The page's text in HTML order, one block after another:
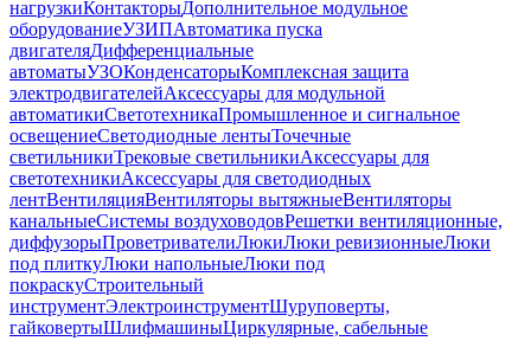
нагрузкиКонтакторыДополнительное модульное
оборудованиеУЗИПАвтоматика пуска
двигателяДифференциальные
автоматыУЗОКонденсаторыКомплексная защита
электродвигателейАксессуары для модульной
автоматикиСветотехникаПромышленное и сигнальное
освещениеСветодиодные лентыТочечные
светильникиТрековые светильникиАксессуары для
светотехникиАксессуары для светодиодных
лентВентиляцияВентиляторы вытяжныеВентиляторы
канальныеСистемы воздуховодовРешетки вентиляционные,
диффузорыПроветривателиЛюкиЛюки ревизионныеЛюки
под плиткуЛюки напольныеЛюки под
покраскуСтроительный
инструментЭлектроинструментШуруповерты,
гайковертыШлифмашиныЦиркулярные, сабельные